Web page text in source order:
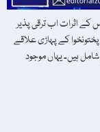
کے اثرات اب ترقی پذیر
کے پہاڑی علاقے
ہیں۔ یہاں موجود